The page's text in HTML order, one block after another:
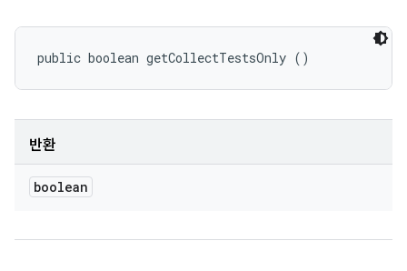
public boolean getCollectTestsOnly ()
반환
boolean